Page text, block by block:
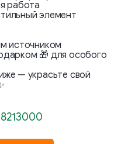
работа
элемент
источником
🎁 для особого
— украсьте свой